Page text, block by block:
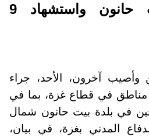
نازحين في بيت حانون واستشهاد 9
وأصيب آخرون، الأحد، جراء
في قطاع غزة، بما في
في بلدة بيت حانون شمال
المدني بغزة، في بيان،